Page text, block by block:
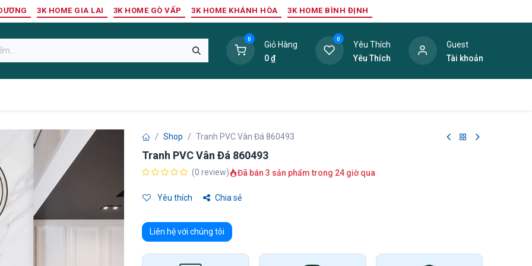
3K HOME GIA LAI 3K HOME GÒ VẤP 3K HOME KHÁNH HÒA 3K HOME BÌNH ĐỊNH
0
Giỏ Hàng
0₫
0
Yêu Thích
Yêu Thích
Guest
Tài khoản
Shop Tranh PVC Vân Đá 860493
Tranh PVC Vân Đá 860493
(0 review) Đã bán 3 sản phẩm trong 24 giờ qua
Yêu thích Chia sẻ
Liên hệ với chúng tôi